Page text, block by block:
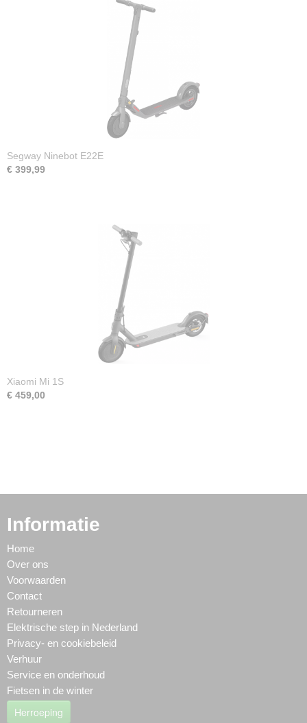
Segway Ninebot E22E
€ 399,99
Xiaomi Mi 1S
€ 459,00
Informatie
Home
Over ons
Voorwaarden
Contact
Retourneren
Elektrische step in Nederland
Privacy- en cookiebeleid
Verhuur
Service en onderhoud
Fietsen in de winter
Herroeping